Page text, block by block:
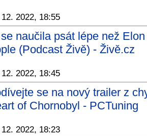
2022, 18:55
naučila psát lépe než
(Podcast Živě) - Živě.cz
2022, 18:45
se na nový trailer z
of Chornobyl - PCTuning
2022, 18:23